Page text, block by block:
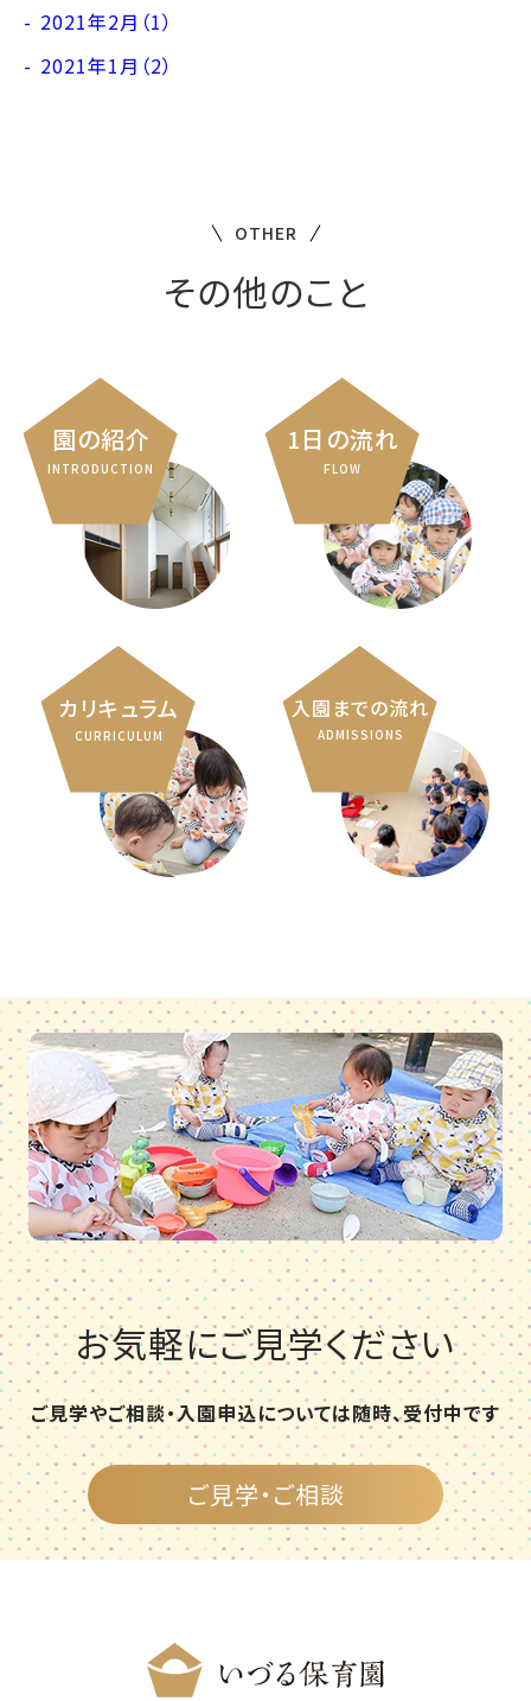
2021年2月（1）
2021年1月（2）
OTHER
その他のこと
園の紹介
INTRODUCTION
1日の流れ
FLOW
カリキュラム
CURRICULUM
入園までの流れ
ADMISSIONS
お気軽にご見学ください
ご見学やご相談・入園申込については随時、受付中です
ご見学・ご相談